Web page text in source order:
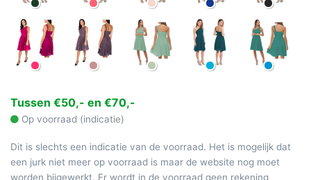
Tussen €50,- en €70,-
Op voorraad (indicatie)
Dit is slechts een indicatie van de voorraad. Het is mogelijk dat
een jurk niet meer op voorraad is maar de website nog moet
worden bijgewerkt. Er wordt in de voorraad geen rekening